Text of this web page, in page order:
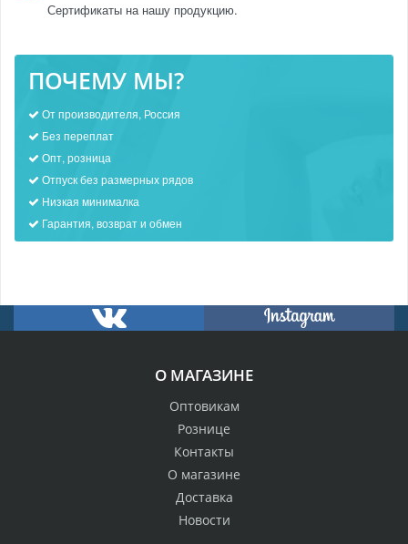
Сертификаты на нашу продукцию.
ПОЧЕМУ МЫ?
От производителя, Россия
Без переплат
Опт, розница
Отпуск без размерных рядов
Низкая минималка
Гарантия, возврат и обмен
О МАГАЗИНЕ
Оптовикам
Рознице
Контакты
О магазине
Доставка
Новости